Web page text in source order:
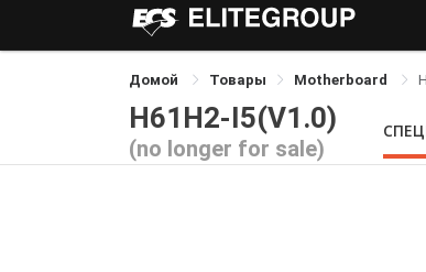
Домой Товары Motherboard
H61H2-I5(V1.0)
(no longer for sale)